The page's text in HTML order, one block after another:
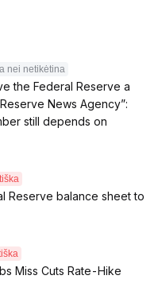
nei netikėtina
the Federal Reserve a
News Agency”:
still depends on
Reserve balance sheet to
Miss Cuts Rate-Hike